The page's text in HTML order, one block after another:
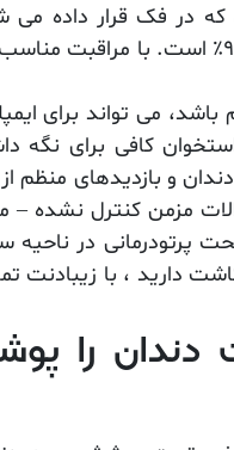
در فک قرار داده می
است اما به طور کلی ، موفقیت کاشت دندان تا ۹۸٪ است.
می تواند برای
کافی برای نگه
و بازدیدهای منظم
مزمن کنترل نشده –
پرتودرمانی در ناحیه
دارید ، با زیبادنت
دندان را